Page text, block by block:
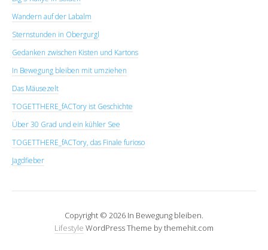
Wandern auf der Labalm
Sternstunden in Obergurgl
Gedanken zwischen Kisten und Kartons
In Bewegung bleiben mit umziehen
Das Mäusezelt
TOGETTHERE_fACTory ist Geschichte
Über 30 Grad und ein kühler See
TOGETTHERE_fACTory, das Finale furioso
Jagdfieber
Copyright © 2026 In Bewegung bleiben.
Lifestyle WordPress Theme by themehit.com